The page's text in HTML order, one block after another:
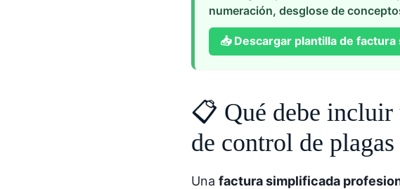
numeración, desglose de
📥 Descargar plantilla de factura
📋 Qué debe
de control de plagas
Una factura simplificada